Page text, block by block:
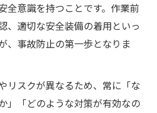
全意識を持つことです。作業前
、適切な安全装備の着用といっ
、事故防止の第一歩となりま
リスクが異なるため、常に「な
」「どのような対策が有効なの